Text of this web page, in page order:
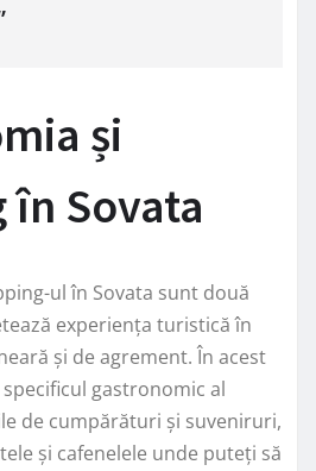
și
Sovata
ul în Sovata sunt două
experiența turistică în
și de agrement. În acest
gastronomic al
de cumpărături și suveniruri,
și cafenelele unde puteți să